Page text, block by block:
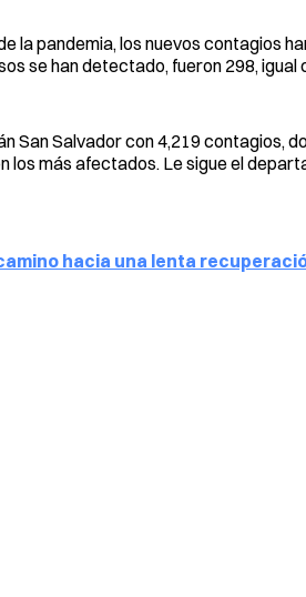
la pandemia, los nuevos contagios
se han detectado, fueron 298, igual
Salvador con 4,219 contagios,
los más afectados. Le sigue el
hacia una lenta